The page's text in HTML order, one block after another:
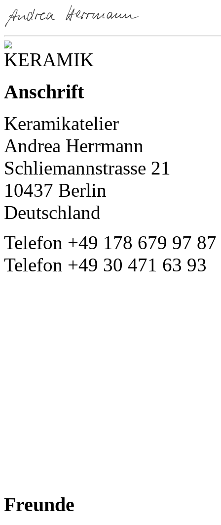
Anschrift
Keramikatelier
Andrea Herrmann
Schliemannstrasse 21
10437 Berlin
Deutschland
Telefon +49 178 679 97 87
Telefon +49 30 471 63 93
Freunde